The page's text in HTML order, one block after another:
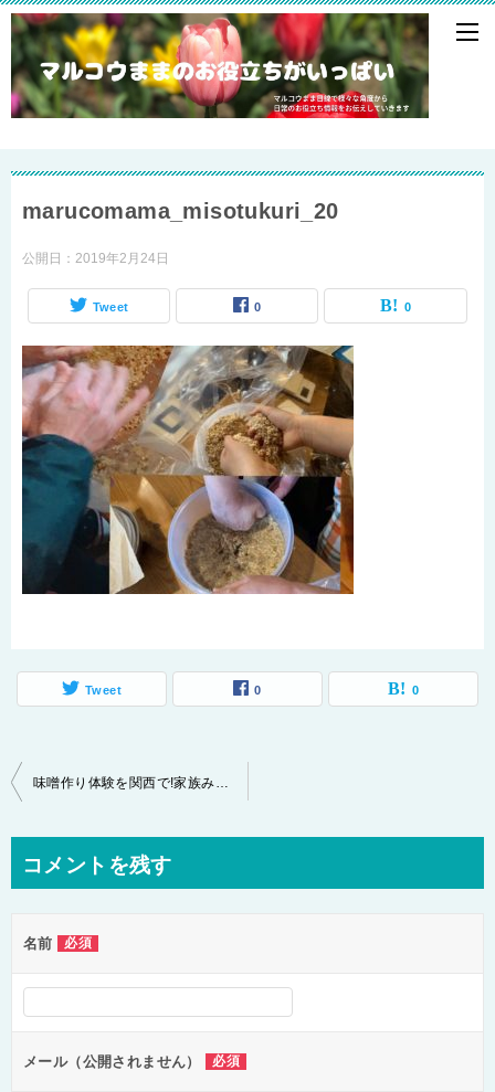
marucomama_misotukuri_20
公開日： 2019年2月24日
Tweet 0 0
Tweet 0 0
投
ビ
ー
シ
ン
コメントを残す
名前 必須
メール（公開されません） 必須